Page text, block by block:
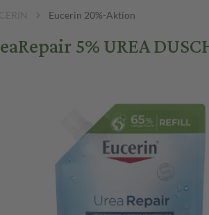
Eucerin 20%-Aktion
5% UREA